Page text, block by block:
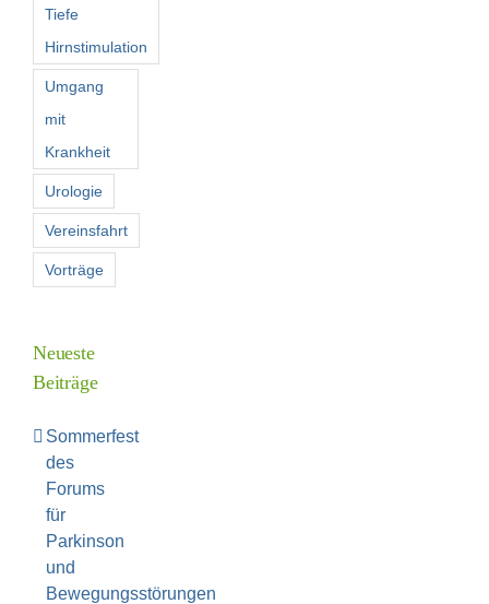
Tiefe
Hirnstimulation
Umgang
mit
Krankheit
Urologie
Vereinsfahrt
Vorträge
Neueste
Beiträge
Sommerfest
des
Forums
für
Parkinson
und
Bewegungsstörungen